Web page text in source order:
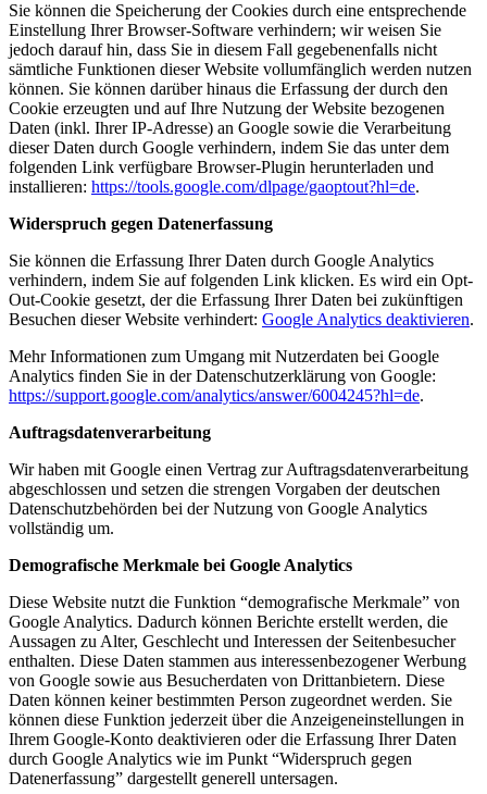
Sie können die Speicherung der Cookies durch eine entsprechende
Einstellung Ihrer Browser-Software verhindern; wir weisen Sie
jedoch darauf hin, dass Sie in diesem Fall gegebenenfalls nicht
sämtliche Funktionen dieser Website vollumfänglich werden nutzen
können. Sie können darüber hinaus die Erfassung der durch den
Cookie erzeugten und auf Ihre Nutzung der Website bezogenen
Daten (inkl. Ihrer IP-Adresse) an Google sowie die Verarbeitung
dieser Daten durch Google verhindern, indem Sie das unter dem
folgenden Link verfügbare Browser-Plugin herunterladen und
installieren: https://tools.google.com/dlpage/gaoptout?hl=de.
Widerspruch gegen Datenerfassung
Sie können die Erfassung Ihrer Daten durch Google Analytics
verhindern, indem Sie auf folgenden Link klicken. Es wird ein Opt-
Out-Cookie gesetzt, der die Erfassung Ihrer Daten bei zukünftigen
Besuchen dieser Website verhindert: Google Analytics deaktivieren.
Mehr Informationen zum Umgang mit Nutzerdaten bei Google
Analytics finden Sie in der Datenschutzerklärung von Google:
https://support.google.com/analytics/answer/6004245?hl=de.
Auftragsdatenverarbeitung
Wir haben mit Google einen Vertrag zur Auftragsdatenverarbeitung
abgeschlossen und setzen die strengen Vorgaben der deutschen
Datenschutzbehörden bei der Nutzung von Google Analytics
vollständig um.
Demografische Merkmale bei Google Analytics
Diese Website nutzt die Funktion “demografische Merkmale” von
Google Analytics. Dadurch können Berichte erstellt werden, die
Aussagen zu Alter, Geschlecht und Interessen der Seitenbesucher
enthalten. Diese Daten stammen aus interessenbezogener Werbung
von Google sowie aus Besucherdaten von Drittanbietern. Diese
Daten können keiner bestimmten Person zugeordnet werden. Sie
können diese Funktion jederzeit über die Anzeigeneinstellungen in
Ihrem Google-Konto deaktivieren oder die Erfassung Ihrer Daten
durch Google Analytics wie im Punkt “Widerspruch gegen
Datenerfassung” dargestellt generell untersagen.